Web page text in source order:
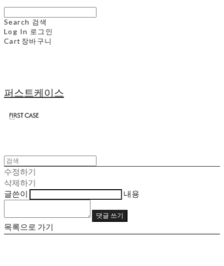
Search 검색
Log In 로그인
Cart 장바구니
퍼스트케이스
수정하기
삭제하기
글쓴이
내용
댓글 쓰기
목록으로 가기